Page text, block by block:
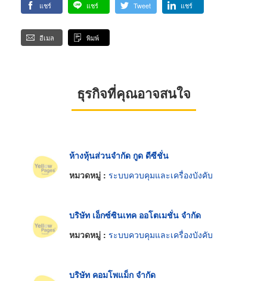
แชร์ แชร์ Tweet แชร์
อีเมล พิมพ์
ธุรกิจที่คุณอาจสนใจ
ห้างหุ้นส่วนจำกัด กูด ดีซีชั่น
หมวดหมู่ : ระบบควบคุมและเครื่องบังคับ
บริษัท เอ็กซ์ซินเทค ออโตเมชั่น จำกัด
หมวดหมู่ : ระบบควบคุมและเครื่องบังคับ
บริษัท คอมโพแม็ก จำกัด